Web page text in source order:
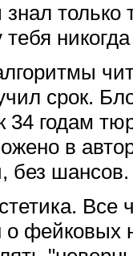
только
срок.
34 годам
в
без шансов.
Все
о фейковых